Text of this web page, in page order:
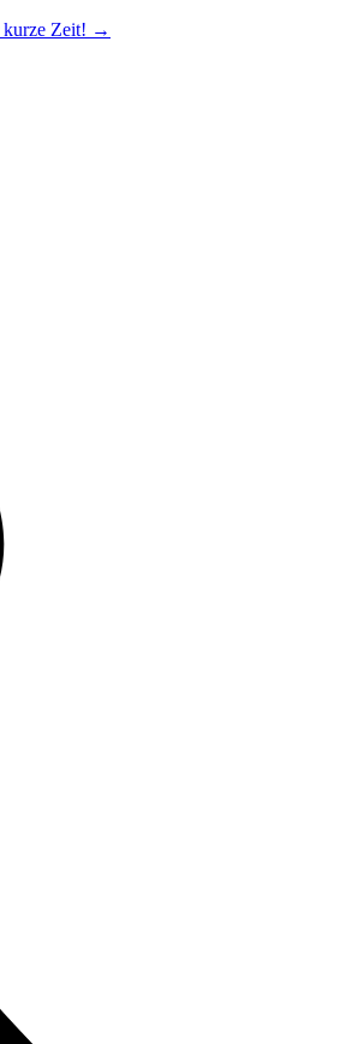
kurze Zeit! →